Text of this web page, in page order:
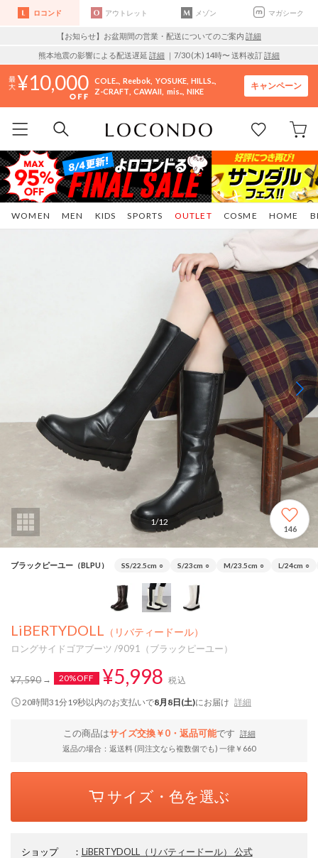
ロコンド アウトレット メゾン マガシーク
【お知らせ】お盆期間の営業・配送についてのご案内 詳細
熊本地震の影響による配送遅延 詳細 ｜7/30 (木) 14時〜 送料改訂詳細
10,000 COLE.. Reebok YOSUKE HILLS..
Z-CRAFT CAWAII mis.. NIKE
キャンペーン
WOMEN MEN KIDS SPORTS COSME HOME
OUTLET
1/12
146
ブラックピーユー（BLPU） SS/22.5cm ○ S/23cm ○ M/23.5cm ○ L/24cm ○
LiBERTYDOLL （リバティードール）
ロングサイドゴアブーツ /9091（ブラックピーユー）
¥7,590 20%OFF ¥5,998 税込
20時間31分18秒以内のお支払いで8月8日(土)にお届け 詳細
この商品はサイズ交換￥0・返品可能です
詳細
返品の場合：返送料 (同注文なら複数個でも) 一律￥660
サイズ・色を選ぶ
ショップ ： LiBERTYDOLL（リバティードール） 公式